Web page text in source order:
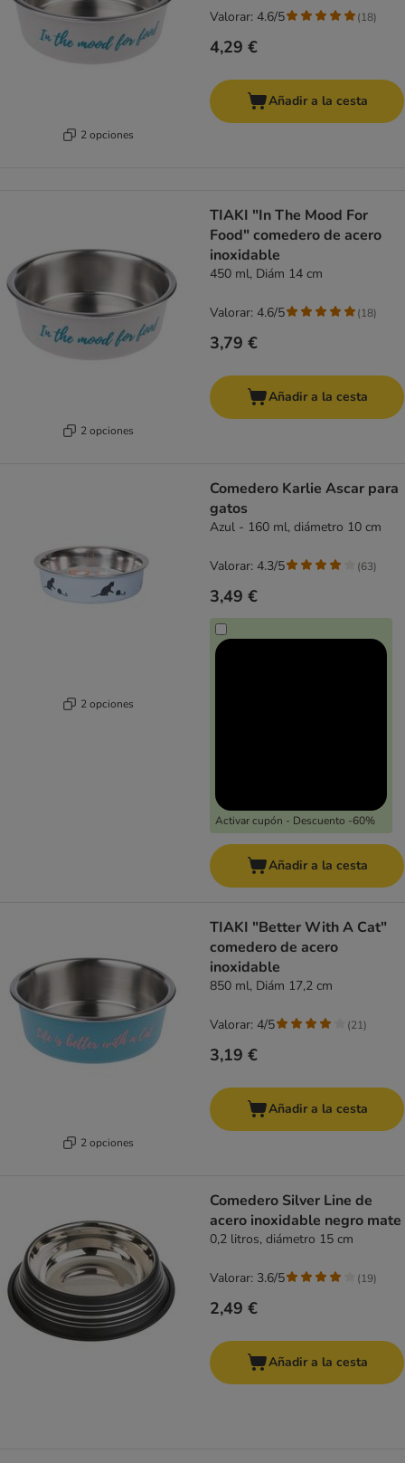
2 opciones
4,29 €
Valorar: 4.6/5 (18)
Añadir a la cesta
2 opciones
TIAKI "In The Mood For
Food" comedero de acero
inoxidable
450 ml, Diám 14 cm
3,79 €
Valorar: 4.6/5 (18)
Añadir a la cesta
2 opciones
Comedero Karlie Ascar para
gatos
Azul - 160 ml, diámetro 10 cm
3,49 €
Activar cupón - Descuento -60%
Valorar: 4.3/5 (63)
Añadir a la cesta
2 opciones
TIAKI "Better With A Cat"
comedero de acero
inoxidable
850 ml, Diám 17,2 cm
3,19 €
Valorar: 4/5 (21)
Añadir a la cesta
Comedero Silver Line de
acero inoxidable negro mate
0,2 litros, diámetro 15 cm
2,49 €
Valorar: 3.6/5 (19)
Añadir a la cesta